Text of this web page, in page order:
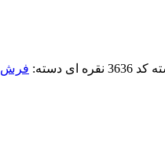
دسته: فرش 1200 شانه